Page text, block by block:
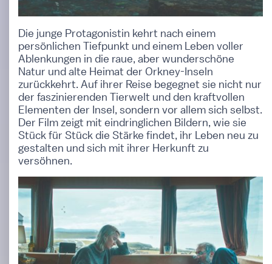
Die junge Protagonistin kehrt nach einem
persönlichen Tiefpunkt und einem Leben voller
Ablenkungen in die raue, aber wunderschöne
Natur und alte Heimat der Orkney-Inseln
zurückkehrt. Auf ihrer Reise begegnet sie nicht nur
der faszinierenden Tierwelt und den kraftvollen
Elementen der Insel, sondern vor allem sich selbst.
Der Film zeigt mit eindringlichen Bildern, wie sie
Stück für Stück die Stärke findet, ihr Leben neu zu
gestalten und sich mit ihrer Herkunft zu
versöhnen.